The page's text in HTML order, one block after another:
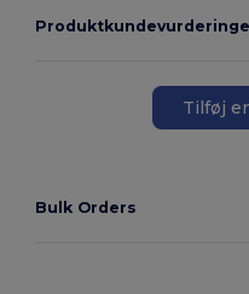
Tilføj
Bulk Orders